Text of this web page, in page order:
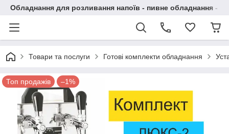
Обладнання для розливання напоїв - пивне обладнання - в
Товари та послуги Готові комплекти обладнання
Топ продажів –1%